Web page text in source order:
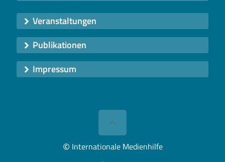
Veranstaltungen
Publikationen
Impressum
© Internationale Medienhilfe